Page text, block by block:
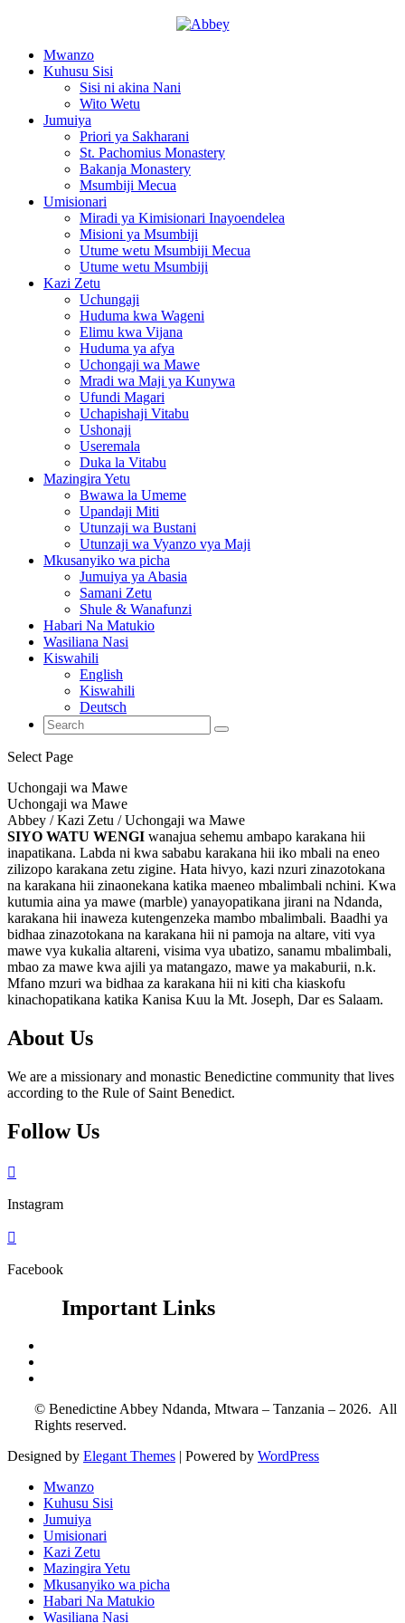
Mwanzo
Kuhusu Sisi
Sisi ni akina Nani
Wito Wetu
Jumuiya
Priori ya Sakharani
St. Pachomius Monastery
Bakanja Monastery
Msumbiji Mecua
Umisionari
Miradi ya Kimisionari Inayoendelea
Misioni ya Msumbiji
Utume wetu Msumbiji Mecua
Utume wetu Msumbiji
Kazi Zetu
Uchungaji
Huduma kwa Wageni
Elimu kwa Vijana
Huduma ya afya
Uchongaji wa Mawe
Mradi wa Maji ya Kunywa
Ufundi Magari
Uchapishaji Vitabu
Ushonaji
Useremala
Duka la Vitabu
Mazingira Yetu
Bwawa la Umeme
Upandaji Miti
Utunzaji wa Bustani
Utunzaji wa Vyanzo vya Maji
Mkusanyiko wa picha
Jumuiya ya Abasia
Samani Zetu
Shule & Wanafunzi
Habari Na Matukio
Wasiliana Nasi
Kiswahili
English
Kiswahili
Deutsch
Select Page
Uchongaji wa Mawe
Uchongaji wa Mawe
Abbey / Kazi Zetu / Uchongaji wa Mawe
SIYO WATU WENGI wanajua sehemu ambapo karakana hii
inapatikana. Labda ni kwa sababu karakana hii iko mbali na eneo
zilizopo karakana zetu zigine. Hata hivyo, kazi nzuri zinazotokana
na karakana hii zinaonekana katika maeneo mbalimbali nchini. Kwa
kutumia aina ya mawe (marble) yanayopatikana jirani na Ndanda,
karakana hii inaweza kutengenzeka mambo mbalimbali. Baadhi ya
bidhaa zinazotokana na karakana hii ni pamoja na altare, viti vya
mawe vya kukalia altareni, visima vya ubatizo, sanamu mbalimbali,
mbao za mawe kwa ajili ya matangazo, mawe ya makaburii, n.k.
Mfano mzuri wa bidhaa za karakana hii ni kiti cha kiaskofu
kinachopatikana katika Kanisa Kuu la Mt. Joseph, Dar es Salaam.
About Us
We are a missionary and monastic Benedictine community that lives
according to the Rule of Saint Benedict.
Follow Us

Instagram

Facebook
Important Links
© Benedictine Abbey Ndanda, Mtwara – Tanzania – 2026. All
Rights reserved.
Designed by Elegant Themes | Powered by WordPress
Mwanzo
Kuhusu Sisi
Jumuiya
Umisionari
Kazi Zetu
Mazingira Yetu
Mkusanyiko wa picha
Habari Na Matukio
Wasiliana Nasi